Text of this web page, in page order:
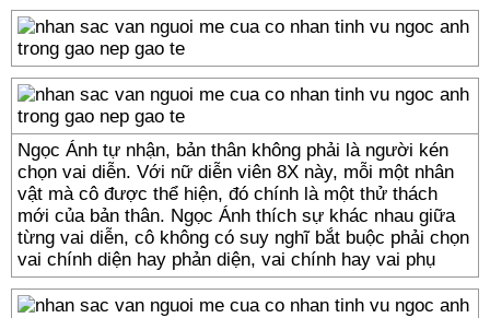
Ngọc Ánh tự nhận, bản thân không phải là người kén
chọn vai diễn. Với nữ diễn viên 8X này, mỗi một nhân
vật mà cô được thể hiện, đó chính là một thử thách
mới của bản thân. Ngọc Ánh thích sự khác nhau giữa
từng vai diễn, cô không có suy nghĩ bắt buộc phải chọn
vai chính diện hay phản diện, vai chính hay vai phụ